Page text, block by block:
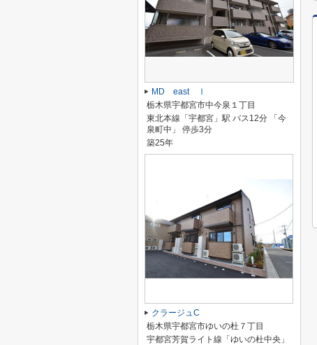
MD east Ⅰ
栃木県宇都宮市中今泉１丁目
東北本線「宇都宮」駅 バス12分 「今
泉町中」 停歩3分
築25年
クラージュC
栃木県宇都宮市ゆいの杜７丁目
宇都宮芳賀ライト線「ゆいの杜中央」